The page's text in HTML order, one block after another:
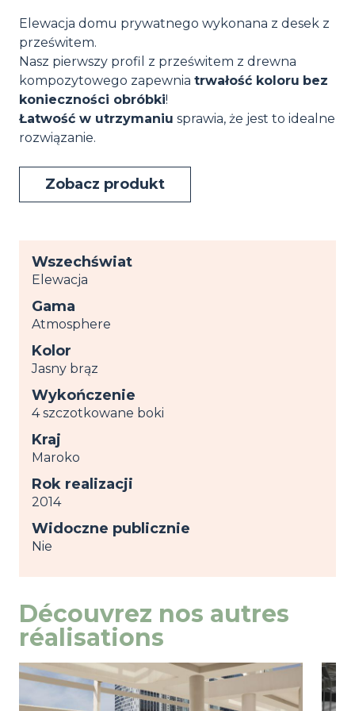
Elewacja domu prywatnego wykonana z desek z
prześwitem.
Nasz pierwszy profil z prześwitem z drewna
kompozytowego zapewnia trwałość koloru bez
konieczności obróbki!
Łatwość w utrzymaniu sprawia, że jest to idealne
rozwiązanie.
Zobacz produkt
Wszechświat
Elewacja
Gama
Atmosphere
Kolor
Jasny brąz
Wykończenie
4 szczotkowane boki
Kraj
Maroko
Rok realizacji
2014
Widoczne publicznie
Nie
Découvrez nos autres
réalisations
Image
przeglądaj